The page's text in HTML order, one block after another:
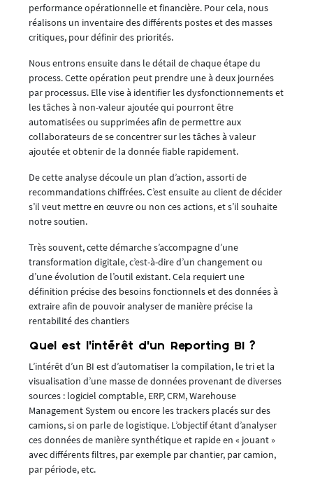
performance opérationnelle et financière. Pour cela, nous
réalisons un inventaire des différents postes et des masses
critiques, pour définir des priorités.
Nous entrons ensuite dans le détail de chaque étape du
process. Cette opération peut prendre une à deux journées
par processus. Elle vise à identifier les dysfonctionnements et
les tâches à non-valeur ajoutée qui pourront être
automatisées ou supprimées afin de permettre aux
collaborateurs de se concentrer sur les tâches à valeur
ajoutée et obtenir de la donnée fiable rapidement.
De cette analyse découle un plan d’action, assorti de
recommandations chiffrées. C’est ensuite au client de décider
s’il veut mettre en œuvre ou non ces actions, et s’il souhaite
notre soutien.
Très souvent, cette démarche s’accompagne d’une
transformation digitale, c’est-à-dire d’un changement ou
d’une évolution de l’outil existant. Cela requiert une
définition précise des besoins fonctionnels et des données à
extraire afin de pouvoir analyser de manière précise la
rentabilité des chantiers
Quel est l’intérêt d’un Reporting BI ?
L’intérêt d’un BI est d’automatiser la compilation, le tri et la
visualisation d’une masse de données provenant de diverses
sources : logiciel comptable, ERP, CRM, Warehouse
Management System ou encore les trackers placés sur des
camions, si on parle de logistique. L’objectif étant d’analyser
ces données de manière synthétique et rapide en « jouant »
avec différents filtres, par exemple par chantier, par camion,
par période, etc.